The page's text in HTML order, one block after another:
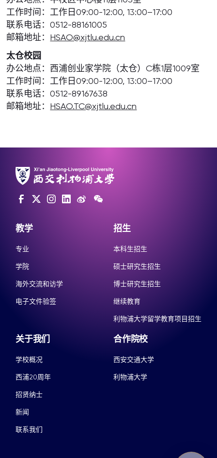
工作时间：工作日09:00-12:00, 13:00–17:00
联系电话：0512-88161005
邮箱地址： HSAO@xjtlu.edu.cn
太仓校园
办公地点：西浦创业家学院（太仓）C栋1层1009室
工作时间：工作日09:00-12:00, 13:00–17:00
联系电话：0512-89167638
邮箱地址： HSAO.TC@xjtlu.edu.cn
教学
专业
学院
海外交流和访学
电子文件验签
招生
本科生招生
硕士研究生招生
博士研究生招生
继续教育
利物浦大学留学教育项目招生
关于我们
学校概况
西浦20周年
招贤纳士
新闻
联系我们
合作院校
西安交通大学
利物浦大学